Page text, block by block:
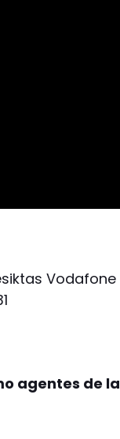
Vodafone
agentes de la